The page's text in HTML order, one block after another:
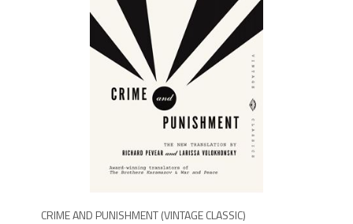
CRIME AND PUNISHMENT (VINTAGE CLASSIC)